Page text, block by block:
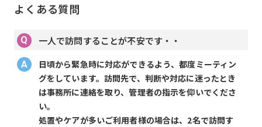
よくある質問
一人で訪問することが不安です・・
日頃から緊急時に対応ができるよう、都度ミーティン
グをしています。訪問先で、判断や対応に迷ったとき
は事務所に連絡を取り、管理者の指示を仰いでくださ
い。
処置やケアが多いご利用者様の場合は、2名で訪問す